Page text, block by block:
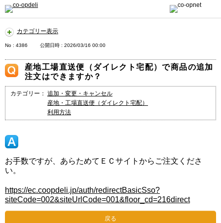
カテゴリー表示
No : 4386 公開日時 : 2026/03/16 00:00
産地工場直送便（ダイレクト宅配）で商品の追加
注文はできますか？
カテゴリー： 追加・変更・キャンセル
産地・工場直送便（ダイレクト宅配）
利用方法
お手数ですが、あらためてＥＣサイトからご注文くださ
い。
https://ec.coopdeli.jp/auth/redirectBasicSso?
siteCode=002&siteUrlCode=001&floor_cd=216direct
戻る